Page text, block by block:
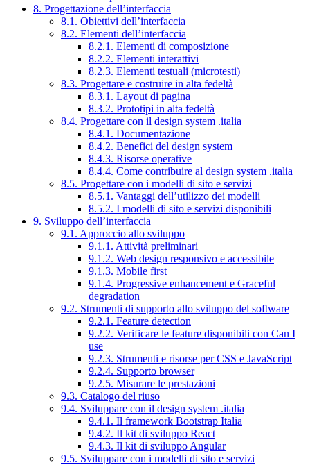
8. Progettazione dell’interfaccia
8.1. Obiettivi dell’interfaccia
8.2. Elementi dell’interfaccia
8.2.1. Elementi di composizione
8.2.2. Elementi interattivi
8.2.3. Elementi testuali (microtesti)
8.3. Progettare e costruire in alta fedeltà
8.3.1. Layout di pagina
8.3.2. Prototipi in alta fedeltà
8.4. Progettare con il design system .italia
8.4.1. Documentazione
8.4.2. Benefici del design system
8.4.3. Risorse operative
8.4.4. Come contribuire al design system .italia
8.5. Progettare con i modelli di sito e servizi
8.5.1. Vantaggi dell’utilizzo dei modelli
8.5.2. I modelli di sito e servizi disponibili
9. Sviluppo dell’interfaccia
9.1. Approccio allo sviluppo
9.1.1. Attività preliminari
9.1.2. Web design responsivo e accessibile
9.1.3. Mobile first
9.1.4. Progressive enhancement e Graceful
degradation
9.2. Strumenti di supporto allo sviluppo del software
9.2.1. Feature detection
9.2.2. Verificare le feature disponibili con Can I
use
9.2.3. Strumenti e risorse per CSS e JavaScript
9.2.4. Supporto browser
9.2.5. Misurare le prestazioni
9.3. Catalogo del riuso
9.4. Sviluppare con il design system .italia
9.4.1. Il framework Bootstrap Italia
9.4.2. Il kit di sviluppo React
9.4.3. Il kit di sviluppo Angular
9.5. Sviluppare con i modelli di sito e servizi